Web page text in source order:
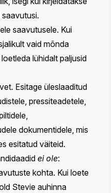
saavutusele. Kui
vaid mõnda
lühidalt paljusid
Esitage üleslaaditud
pressiteadetele,
dokumentidele, mis
esitatud väiteid.
ei ole:
kohta. Kui loete
Stevie auhinna